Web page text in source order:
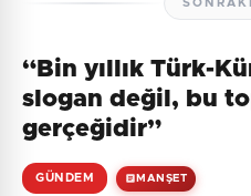
Henüz yorum
“Bin yıllık Türk-
slogan değil, bu
gerçeğidir”
GÜNDEM MANŞET